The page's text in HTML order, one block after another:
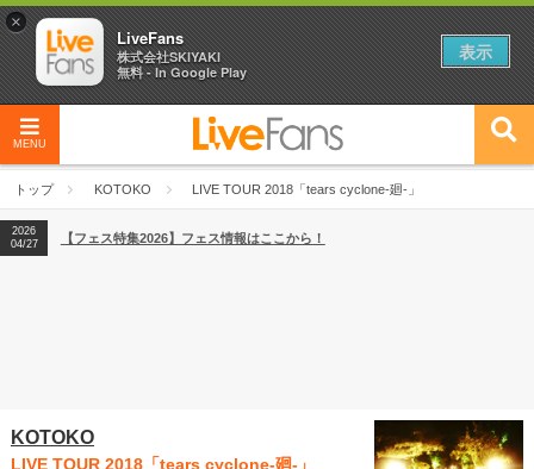
MENU
トップ KOTOKO LIVE TOUR 2018「tears cyclone-廻-」
2026
04/27
2026
【ライブ動員ランキング】2026年上半期編発表！
2026
04/27
【フェス特集2026】フェス情報はここから！
KOTOKO
LIVE TOUR 2018「tears cyclone-廻-」
×
LiveFans
株式会社SKIYAKI
無料 - In Google Play
表示